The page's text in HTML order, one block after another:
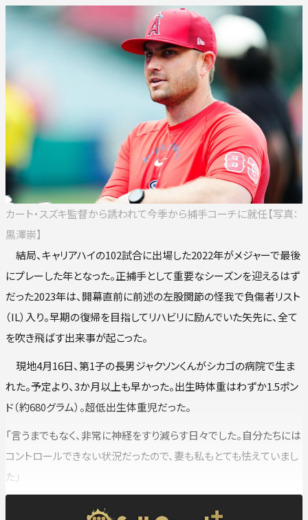
カート・スズキ監督から誘われて今季から捕手コーチに就任【写真：
黒澤崇】
結局、キャリアハイの102試合に出場した2022年がメジャーで最後
にプレーした年となった。正捕手として重要なシーズンを迎えるはず
だった2023年は、開幕直前に前述の左股関節の怪我で負傷者リスト
（IL）入り。早期の復帰を目指してリハビリに励んでいた矢先に、全て
を吹き飛ばす出来事が起こった。
現地4月16日、第1子の長男ジャクソンくんがシカゴの病院で生ま
れた。予定より、3か月以上も早かった。出生時体重はわずか1.5ポン
ド（約680グラム）。超低出生体重児だった。
「言うまでもなく、非常に神経をすり減らす日々でした。自分たちには
コントロールできない状況だったので、妻も私もとても怯えていまし
た」